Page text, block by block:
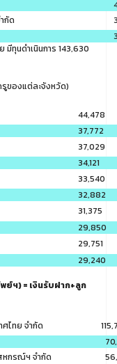
กัด
ทุนดำเนินการ 143,630
ของแต่ละจังหวัด)
44,478
37,772
37,029
34,121
33,540
32,882
31,375
29,850
29,751
29,240
ฯ) = เงินรับฝาก+ลูก
ไทย จำกัด
หกรณ์ฯ จำกัด